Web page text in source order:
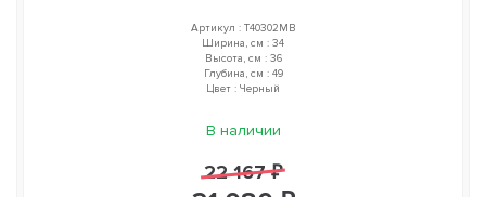
Артикул : T40302MB
Ширина, см : 34
Высота, см : 36
Глубина, см : 49
Цвет : Черный
В наличии
22 167 ₽